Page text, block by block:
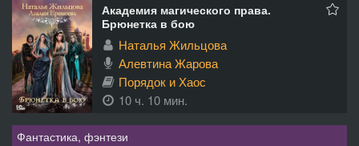
Академия магического права.
Брюнетка в бою
Наталья Жильцова
Алевтина Жарова
Порядок и Хаос
10 ч. 10 мин.
Фантастика, фэнтези